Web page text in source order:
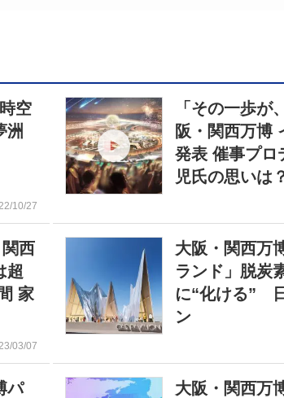
空
洲
10/27
「その一歩が
阪・関西万博
発表 催事プロ
児氏の思いは
関西
超
家
03/07
大阪・関西万
ランド」脱炭
に“化ける”
ン
パ
大阪・関西万